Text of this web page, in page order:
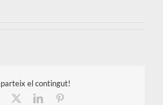
el contingut!
Facebook
LinkedIn